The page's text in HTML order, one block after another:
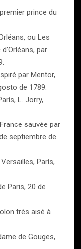
prince du
ou Les
par
par Mentor,
de 1789.
L. Jorry,
sauvée par
septiembre de
París,
Paris, 20 de
très aisé à
de Gouges,